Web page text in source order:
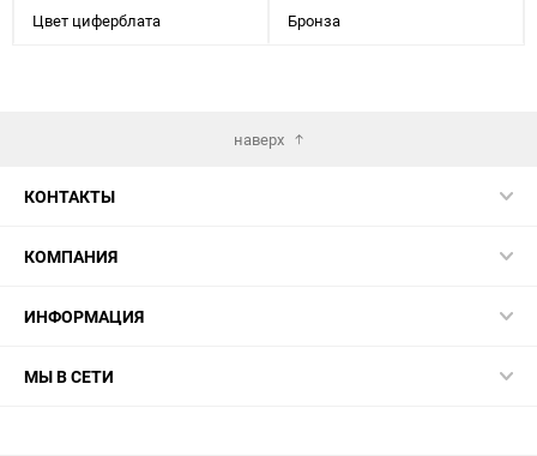
Цвет циферблата Бронза
наверх
КОНТАКТЫ
КОМПАНИЯ
ИНФОРМАЦИЯ
МЫ В СЕТИ